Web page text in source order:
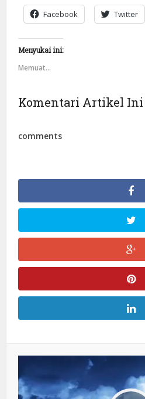
Facebook Twitter
Menyukai ini:
Memuat...
Komentari Artikel Ini
comments